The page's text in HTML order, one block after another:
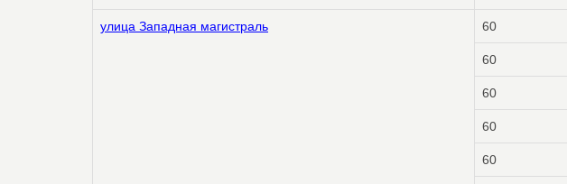
улица Западная магистраль 60
60
60
60
60